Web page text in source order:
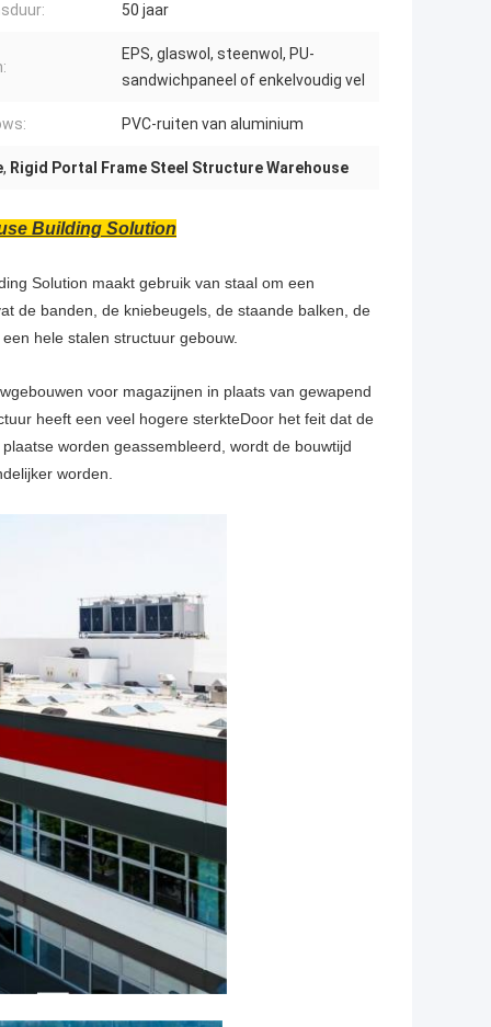
50 jaar
EPS, glaswol, steenwol, PU-
sandwichpaneel of enkelvoudig vel
PVC-ruiten van aluminium
, Rigid Portal Frame Steel Structure Warehouse
Building Solution
Solution maakt gebruik van staal om een
de banden, de kniebeugels, de staande balken, de
hele stalen structuur gebouw.
voor magazijnen in plaats van gewapend
heeft een veel hogere sterkteDoor het feit dat de
worden geassembleerd, wordt de bouwtijd
worden.